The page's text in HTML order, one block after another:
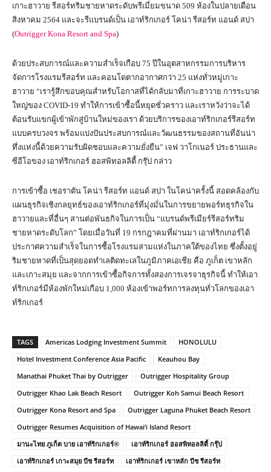
เกาะฮาวาย รีสอร์ทริมชายหาดระดับพรีเมี่ยมขนาด 509 ห้องในปลายเดือน
สิงหาคม 2564 และจะรีแบรนด์เป็น เอาท์ริกเกอร์ โคน่า รีสอร์ท แอนด์ สปา
(Outrigger Kona Resort and Spa)
ด้วยประสบการณ์และความสำเร็จเกือบ 75 ปีในอุตสาหกรรมการบริหาร
จัดการโรงแรมรีสอร์ท และคอนโดตากอากาศกว่า 25 แห่งทั่วหมู่เกาะ
ฮาวาย “เรารู้สึกขอบคุณสำหรับโอกาสที่ได้กลับมาที่เกาะฮาวาย การระบาด
ใหญ่ของ COVID-19 ทำให้การเข้าซื้อนี้หยุดชั่วคราว และเราหวังว่าจะได้
ต้อนรับแขกผู้เข้าพักสู่บ้านใหม่ของเรา ด้วยบริการของเอาท์ริกเกอร์รีสอร์ท
แบบครบวงจร พร้อมแบ่งปันประสบการณ์และวัฒนธรรมของสถานที่อันน่า
ทึ่งแห่งนี้ด้วยความรับผิดชอบและความยั่งยืน” เจฟ วาโกเนอร์ ประธานและ
ซีอีโอของ เอาท์ริกเกอร์ ฮอสพิทอลลิตี้ กรุ๊ป กล่าว
การเข้าซื้อ เชอราตัน โคน่า รีสอร์ท แอนด์ สปา ในโคน่าครั้งนี้ สอดคล้องกับ
แผนธุรกิจเชิงกลยุทธ์ของเอาท์ริกเกอร์ที่มุ่งมั่นในการขยายพอร์ทธุรกิจใน
ฮาวายและที่อื่นๆ สานต่อพันธกิจในการเป็น “แบรนด์พรีเมียร์รีสอร์ทริม
ชายหาดระดับโลก” โดยเมื่อวันที่ 19 กรกฎาคมที่ผ่านมา เอาท์ริกเกอร์ได้
ประกาศความสำเร็จในการซื้อโรงแรมสามแห่งในภาคใต้ของไทย ซึ่งตั้งอยู่
ริมชายหาดที่เป็นสุดยอดทำเลติดทะเลในภูมิภาคเอเชีย คือ ภูเก็ต เขาหลัก
และเกาะสมุย และจากการเข้าซื้อกิจการทั้งสองการเจรจาธุรกิจนี้ ทำให้เอา
ท์ริกเกอร์มีห้องพักใหม่เกือบ 1,000 ห้องเข้าพอร์ทการลงทุนทั่วโลกของเอา
ท์ริกเกอร์
TAGS Americas Lodging Investment Summit
HONOLULU
Hotel Investment Conference Asia Pacific
Keauhou Bay
Manathai Phuket Thai by Outrigger
Outrigger Hospitality Group
Outrigger Khao Lak Beach Resort
Outrigger Koh Samui Beach Resort
Outrigger Kona Resort and Spa
Outrigger Laguna Phuket Beach Resort
Outrigger Resumes Acquisition of Hawai‘i Island Resort
มานะไทย ภูเก็ต บาย เอาท์ริกเกอร์®
เอาท์ริกเกอร์ ฮอสพิทอลลิตี้ กรุ๊ป
เอาท์ริกเกอร์ เกาะสมุย บีช รีสอร์ท
เอาท์ริกเกอร์ เขาหลัก บีช รีสอร์ท